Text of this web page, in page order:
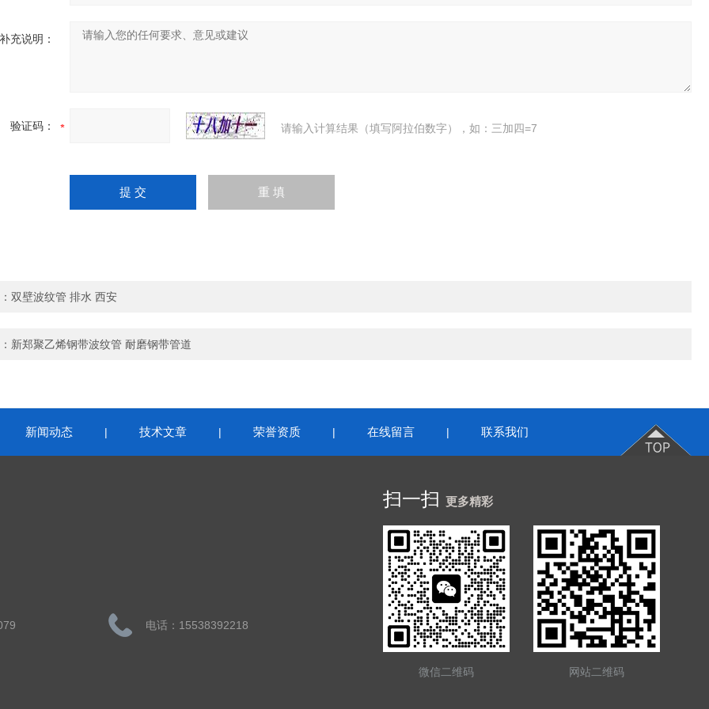
补充说明：
验证码： 请输入计算结果（填写阿拉伯数字），如：三加四=7
双壁波纹管 排水 西安
新郑聚乙烯钢带波纹管 耐磨钢带管道
新闻动态 | 技术文章 | 荣誉资质 | 在线留言 | 联系我们
电话：15538392218
扫一扫 更多精彩
微信二维码 网站二维码